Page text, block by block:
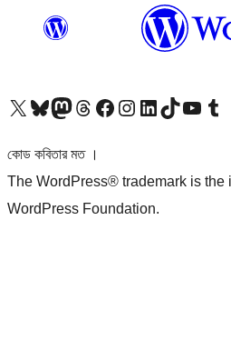
আমাদের X (আগের টুইটার) অ্যাকাউন্টে যানআমাদের Bluesky অ্যাকাউন্টটি দেখুনআমাদের মাস্টোডন অ্যাকাউন্টটি দেখুনআমাদের থ্রেডস অ্যাকাউন্টটি দেখুনআমাদের ফেসবুক পেজ দেখুনআমাদের ইন্সটাগ্রাম অ্যাকাউন্ট দেখুনআমাদের লিঙ্কডইন অ্যাকাউন্টে যানআমাদের TikTok অ্যাকাউন্টটি দেখুনআমাদের ইউটিউব চ্যানেলে যান আমাদের টাম্বলার অ্যাকাউন্ট দেখুন
কোড কবিতার মত ।
The WordPress® trademark is the
WordPress Foundation.